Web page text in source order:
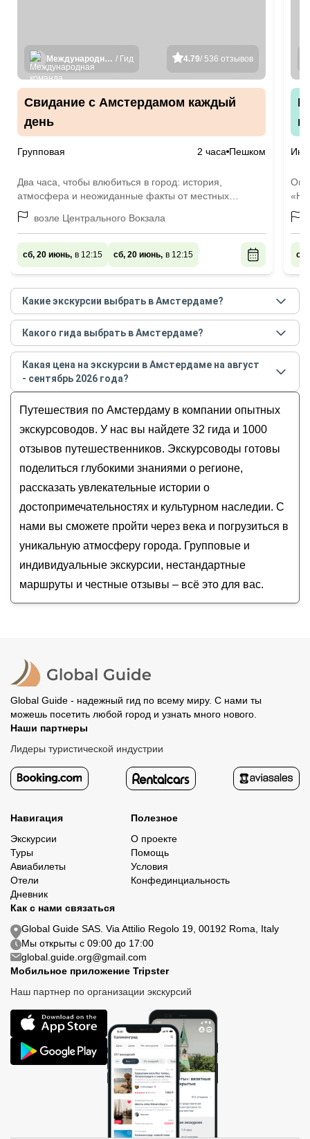
4.79/ 536 отзывов
Международная команда гидов / Гид
Свидание с Амстердамом каждый
день
Групповая 2 часа Пешком
Два часа, чтобы влюбиться в город: история,
атмосфера и неожиданные факты от местных
жителей
возле Центрального Вокзала
сб, 20 июнь, в 12:15 сб, 20 июнь, в 12:15 сб,
Какие экскурсии выбрать в Амстердаме?
Самые популярные экскурсиив Амстердамев
августе - сентябре 2026года:
Свидание с Амстердамом каждый день
Рейксмузеум: золотой век голландского
искусства
Лучшее в Rijksmuseum с искусствоведом
Амстердам: инструкция по применению
Получить удовольствие от посещения
Какого гида выбрать в Амстердаме?
Лучшие гидыв Амстердамепо рейтингу и отзывам
вавгусте 2026 года:
Евгений
Кирилл
Артём
Какая цена на экскурсии в Амстердаме на август
- сентябрь 2026 года?
сентябрь 2026года от 12до 800 EUR
Путешествия по Амстердаму в компании опытных
экскурсоводов. У нас вы найдете 32 гида и 1000
отзывов путешественников. Экскурсоводы готовы
поделиться глубокими знаниями о регионе,
рассказать увлекательные истории о
достопримечательностях и культурном наследии. С
нами вы сможете пройти через века и погрузиться в
уникальную атмосферу города. Групповые и
индивидуальные экскурсии, нестандартные
маршруты и честные отзывы – всё это для вас.
Global Guide - надежный гид по всему миру. С нами ты
можешь посетить любой город и узнать много нового.
Наши партнеры
Лидеры туристической индустрии
Навигация
Экскурсии
Туры
Авиабилеты
Отели
Дневник
Полезное
О проекте
Помощь
Условия
Конфединциальность
Как с нами связаться
Global Guide SAS. Via Attilio Regolo 19, 00192 Roma, Italy
Мы открыты с 09:00 до 17:00
global.guide.org@gmail.com
Мобильное приложение Tripster
Наш партнер по организации экскурсий